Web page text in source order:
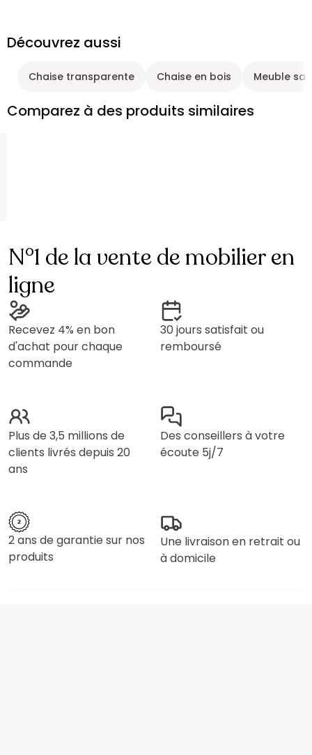
Découvrez aussi
Chaise transparente Chaise en bois Meuble
Comparez à des produits similaires
N°1 de la vente de mobilier en
ligne
Recevez 4% en bon
d'achat pour chaque
commande
30 jours satisfait ou
remboursé
Plus de 3,5 millions de
clients livrés depuis 20
ans
Des conseillers à votre
écoute 5j/7
2 ans de garantie sur nos
produits
Une livraison en retrait ou
à domicile